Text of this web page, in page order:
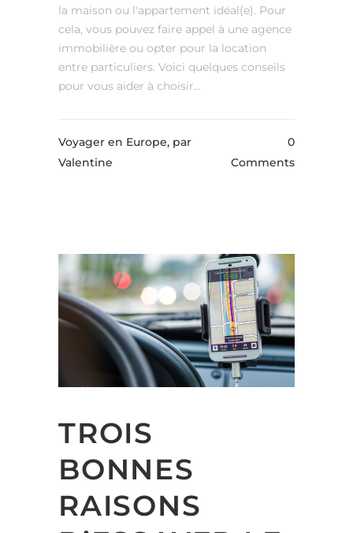
la maison ou l'appartement idéal(e). Pour
cela, vous pouvez faire appel à une agence
immobilière ou opter pour la location
entre particuliers. Voici quelques conseils
pour vous aider à choisir...
Voyager en Europe, par
Valentine
0
Comments
TROIS
BONNES
RAISONS